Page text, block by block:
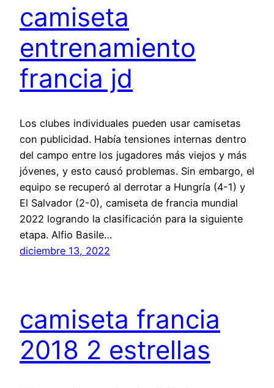
camiseta
entrenamiento
francia jd
Los clubes individuales pueden usar camisetas
con publicidad. Había tensiones internas dentro
del campo entre los jugadores más viejos y más
jóvenes, y esto causó problemas. Sin embargo, el
equipo se recuperó al derrotar a Hungría (4-1) y
El Salvador (2-0), camiseta de francia mundial
2022 logrando la clasificación para la siguiente
etapa. Alfio Basile…
diciembre 13, 2022
camiseta francia
2018 2 estrellas